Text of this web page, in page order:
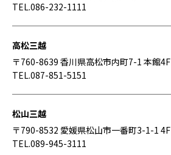
TEL.086-232-1111
高松三越
〒760-8639 香川県高松市内町7-1 本館4F
TEL.087-851-5151
松山三越
〒790-8532 愛媛県松山市一番町3-1-1 4F
TEL.089-945-3111